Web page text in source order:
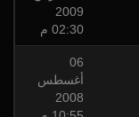
2009
02:30 م
06
أغسطس
2008